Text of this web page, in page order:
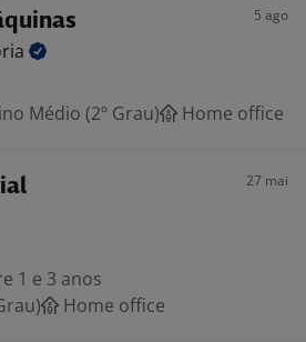
5 ago
Médio (2º Grau) Home office
27 mai
1 e 3 anos
Home office